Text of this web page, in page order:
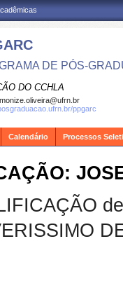
DE PÓS-
DO CCHLA
monize.oliveira@ufrn.br
ppgarc
Calendário Processos